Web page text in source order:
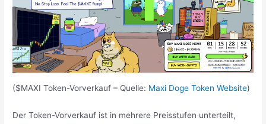
($MAXI Token-Vorverkauf – Quelle: Maxi Doge Token Website)
Der Token-Vorverkauf ist in mehrere Preisstufen unterteilt,